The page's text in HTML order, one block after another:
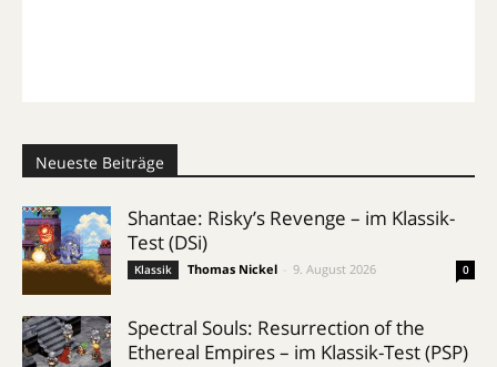
Neueste Beiträge
Shantae: Risky’s Revenge – im Klassik-
Test (DSi)
Klassik Thomas Nickel 9. August 2026 0
Spectral Souls: Resurrection of the
Ethereal Empires – im Klassik-Test (PSP)